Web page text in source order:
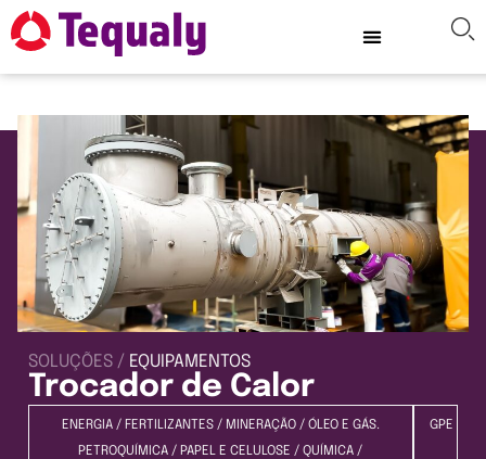
SOLUÇÕES / EQUIPAMENTOS
Trocador de Calor
ENERGIA/ FERTILIZANTES/ MINERAÇÃO/ ÓLEO E GÁS.
PETROQUÍMICA / PAPEL E CELULOSE /QUÍMICA /
GPE